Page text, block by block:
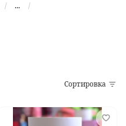
...
Сортировка